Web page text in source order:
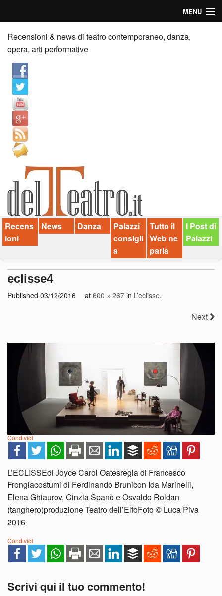
MENU
Home
Recensioni
Anticipazioni
News
Palazzi consiglia
Video
Chi siamo
Contatti
dT in English
Recensioni & news di teatro contemporaneo, danza,
opera, arti performative
Recens
ioni
News Danza
Palazzi
consigli
a
Tutto il
Web ne
parla
I Post di
Palazzi
eclisse4
Published 03/12/2016 at 600 × 267 in L’eclisse.
Next
Condividi
L’ECLISSEdi Joyce Carol Oatesregia di Francesco
Frongiacostumi di Ferdinando Brunicon Ida Marinelli,
Elena Ghiaurov, Cinzia Spanò e Osvaldo Roldan
(tanghero)produzione Teatro dell’ElfoFoto © Luca Piva
2016
Condividi
Scrivi qui il tuo commento!